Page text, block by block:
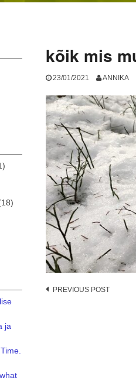
kõik mis
23/01/2021 ANNIKA
Post
PREVIOUS POST
ja